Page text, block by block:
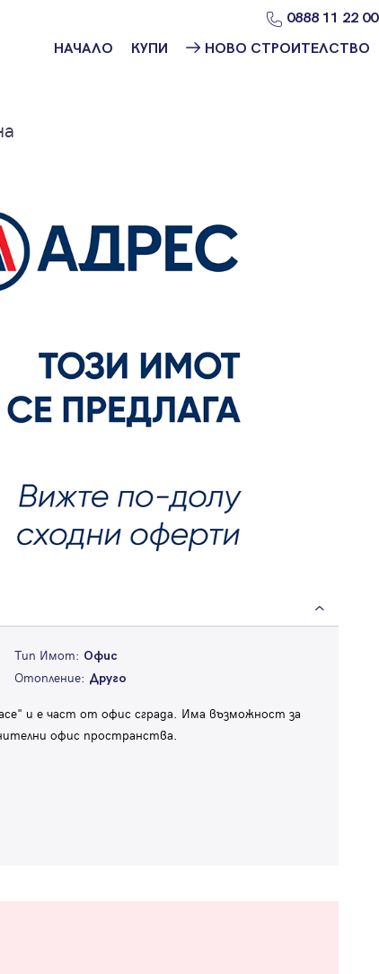
0888 11 22 00
НАЧАЛО КУПИ НОВО СТРОИТЕЛСТВО
строителство
строителство
Тип Имот: Офис
Отопление: Друго
и е част от офис сграда. Има възможност за
офис пространства.